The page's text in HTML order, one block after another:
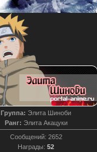
Группа: Элита Шиноби
Ранг: Элита Акацуки
Сообщений: 2652
Награды: 52